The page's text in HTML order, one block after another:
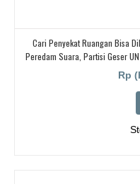
Cari Penyekat Ruangan Bisa
Peredam Suara, Partisi Geser
KELAS SEKOLAH DiRp